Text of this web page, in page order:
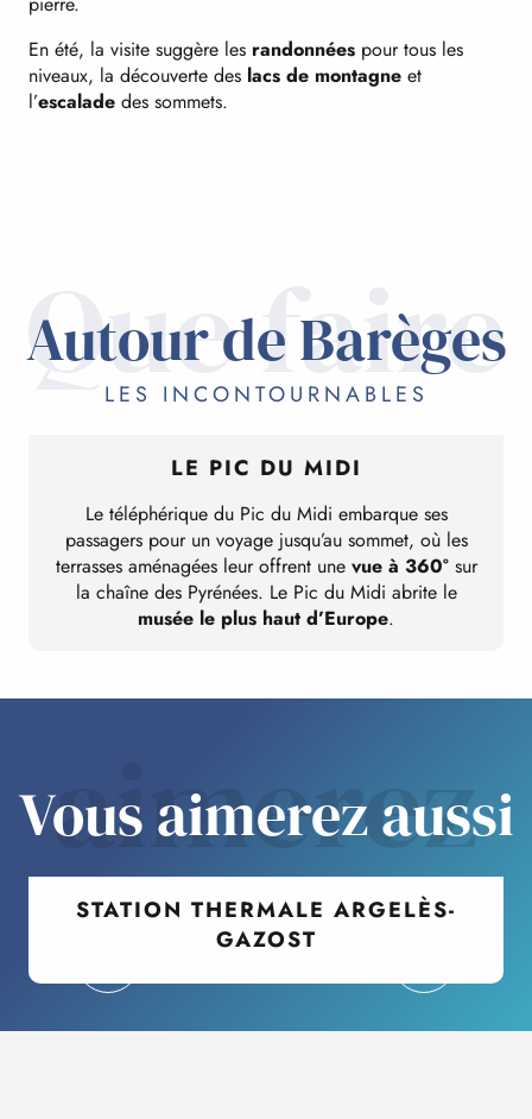
En été, la visite suggère les randonnées pour tous les
niveaux, la découverte des lacs de montagne et
l’escalade des sommets.
Que faire
Autour de Barèges
LES INCONTOURNABLES
LE PIC DU MIDI
Le téléphérique du Pic du Midi embarque ses
passagers pour un voyage jusqu’au sommet, où les
terrasses aménagées leur offrent une vue à 360°sur
la chaîne des Pyrénées. Le Pic du Midi abrite le
musée le plus haut d’Europe.
aimerez
Vous aimerez aussi
STATION THERMALE ARGELÈS-
GAZOST